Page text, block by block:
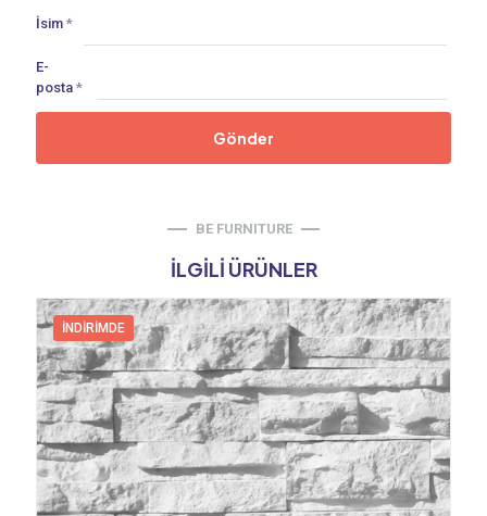
İsim *
E-
posta *
BE FURNITURE
İLGILI ÜRÜNLER
İNDIRIMDE